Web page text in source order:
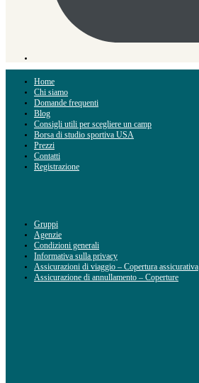
Home
Chi siamo
Domande frequenti
Blog
Consigli utili per scegliere un camp
Borsa di studio sportiva USA
Prezzi
Contatti
Registrazione
Gruppi
Agenzie
Condizioni generali
Informativa sulla privacy
Assicurazioni di viaggio – Copertura assicurativa
Assicurazione di annullamento – Coperture